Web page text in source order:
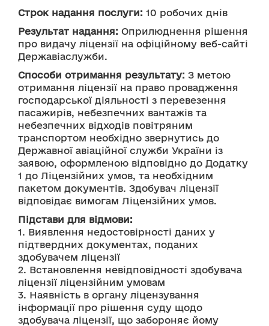
Строк надання послуги: 10 робочих днів
Результат надання: Оприлюднення рішення
про видачу ліцензії на офіційному веб-сайті
Державіаслужби.
Способи отримання результату: З метою
отримання ліцензії на право провадження
господарської діяльності з перевезення
пасажирів, небезпечних вантажів та
небезпечних відходів повітряним
транспортом необхідно звернутись до
Державної авіаційної служби України із
заявою, оформленою відповідно до Додатку
1 до Ліцензійних умов, та необхідним
пакетом документів. Здобувач ліцензії
відповідає вимогам Ліцензійних умов.
Підстави для відмови:
1. Виявлення недостовірності даних у
підтвердних документах, поданих
здобувачем ліцензії
2. Встановлення невідповідності здобувача
ліцензії ліцензійним умовам
3. Наявність в органу ліцензування
інформації про рішення суду щодо
здобувача ліцензії, що забороняє йому